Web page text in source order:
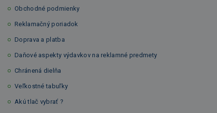
Obchodné podmienky
Reklamačný poriadok
Doprava a platba
Daňové aspekty výdavkov na reklamné predmety
Chránená dielňa
Veľkostné tabuľky
Akú tlač vybrať ?